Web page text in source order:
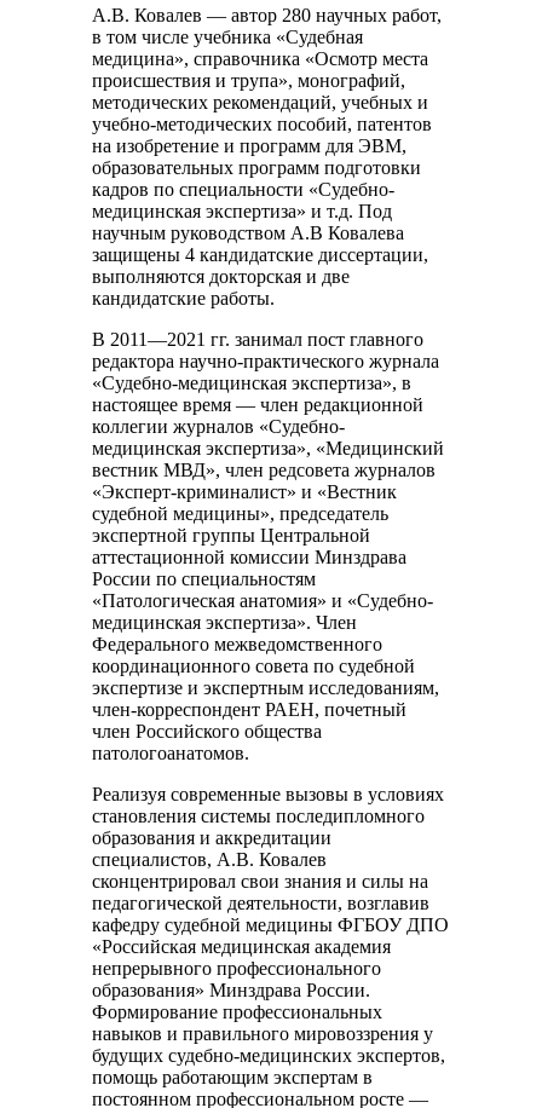
А.В. Ковалев — автор 280 научных работ,
в том числе учебника «Судебная
медицина», справочника «Осмотр места
происшествия и трупа», монографий,
методических рекомендаций, учебных и
учебно-методических пособий, патентов
на изобретение и программ для ЭВМ,
образовательных программ подготовки
кадров по специальности «Судебно-
медицинская экспертиза» и т.д. Под
научным руководством А.В Ковалева
защищены 4 кандидатские диссертации,
выполняются докторская и две
кандидатские работы.
В 2011—2021 гг. занимал пост главного
редактора научно-практического журнала
«Судебно-медицинская экспертиза», в
настоящее время — член редакционной
коллегии журналов «Судебно-
медицинская экспертиза», «Медицинский
вестник МВД», член редсовета журналов
«Эксперт-криминалист» и «Вестник
судебной медицины», председатель
экспертной группы Центральной
аттестационной комиссии Минздрава
России по специальностям
«Патологическая анатомия» и «Судебно-
медицинская экспертиза». Член
Федерального межведомственного
координационного совета по судебной
экспертизе и экспертным исследованиям,
член-корреспондент РАЕН, почетный
член Российского общества
патологоанатомов.
Реализуя современные вызовы в условиях
становления системы последипломного
образования и аккредитации
специалистов, А.В. Ковалев
сконцентрировал свои знания и силы на
педагогической деятельности, возглавив
кафедру судебной медицины ФГБОУ ДПО
«Российская медицинская академия
непрерывного профессионального
образования» Минздрава России.
Формирование профессиональных
навыков и правильного мировоззрения у
будущих судебно-медицинских экспертов,
помощь работающим экспертам в
постоянном профессиональном росте —